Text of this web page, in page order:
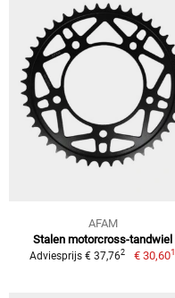
AFAM
Stalen motorcross-tandwiel
Adviesprijs € 37,762 € 30,601